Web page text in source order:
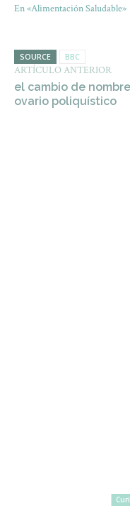
En «Alimentación Saludable»
SOURCE BBC
ARTÍCULO ANTERIOR
el cambio de
ovario poliquístico